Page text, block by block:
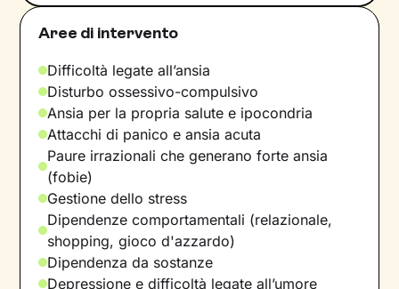
Aree di intervento
Difficoltà legate all’ansia
Disturbo ossessivo-compulsivo
Ansia per la propria salute e ipocondria
Attacchi di panico e ansia acuta
Paure irrazionali che generano forte ansia
(fobie)
Gestione dello stress
Dipendenze comportamentali (relazionale,
shopping, gioco d'azzardo)
Dipendenza da sostanze
Depressione e difficoltà legate all’umore